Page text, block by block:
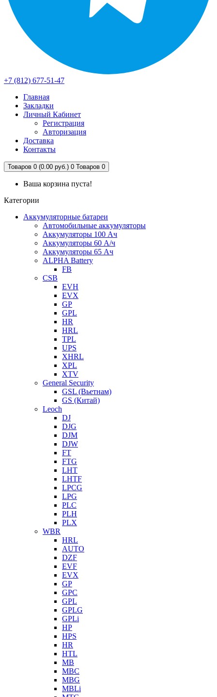
+7 (812) 677-51-47
Главная
Закладки
Личный Кабинет
Регистрация
Авторизация
Доставка
Контакты
Товаров 0 (0.00 руб.) 0 Товаров 0
Ваша корзина пуста!
Категории
Аккумуляторные батареи
Автомобильные аккумуляторы
Аккумуляторы 100 Ач
Аккумуляторы 60 А/ч
Аккумуляторы 65 Ач
ALPHA Battery
FB
CSB
EVH
EVX
GP
GPL
HR
HRL
TPL
UPS
XHRL
XPL
XTV
General Security
GSL (Вьетнам)
GS (Китай)
Leoch
DJ
DJG
DJM
DJW
FT
FTG
LHT
LHTF
LPCG
LPG
PLC
PLH
PLX
WBR
HRL
AUTO
DZF
EVF
EVX
GP
GPC
GPL
GPLG
GPLi
HP
HPS
HR
HTL
MB
MBC
MBG
MBLi